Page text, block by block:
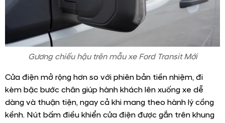
Gương chiếu hậu trên mẫu xe Ford Transit Mới
Cửa điện mở rộng hơn so với phiên bản tiền nhiệm, đi
kèm bậc bước chân giúp hành khách lên xuống xe dễ
dàng và thuận tiện, ngay cả khi mang theo hành lý cồng
kềnh. Nút bấm điều khiển cửa điện được gắn trên khung